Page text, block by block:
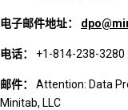
电子邮件地址：
电话： +1-814-238-3280
邮件：
Attention: Data
Minitab, LLC